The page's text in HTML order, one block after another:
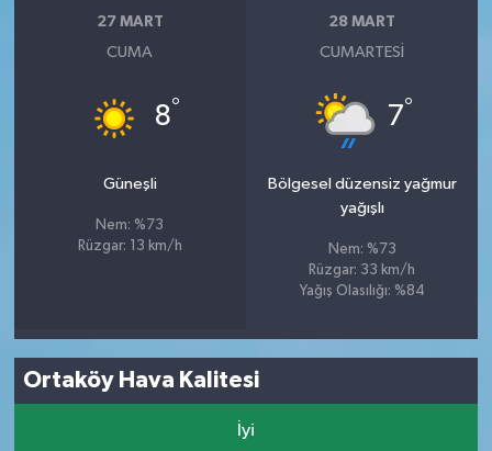
27 MART
CUMA
8°
Güneşli
Nem: %73
Rüzgar: 13 km/h
28 MART
CUMARTESI
7°
Bölgesel düzensiz yağmur
yağışlı
Nem: %73
Rüzgar: 33 km/h
Yağış Olasılığı: %84
Ortaköy Hava Kalitesi
İyi